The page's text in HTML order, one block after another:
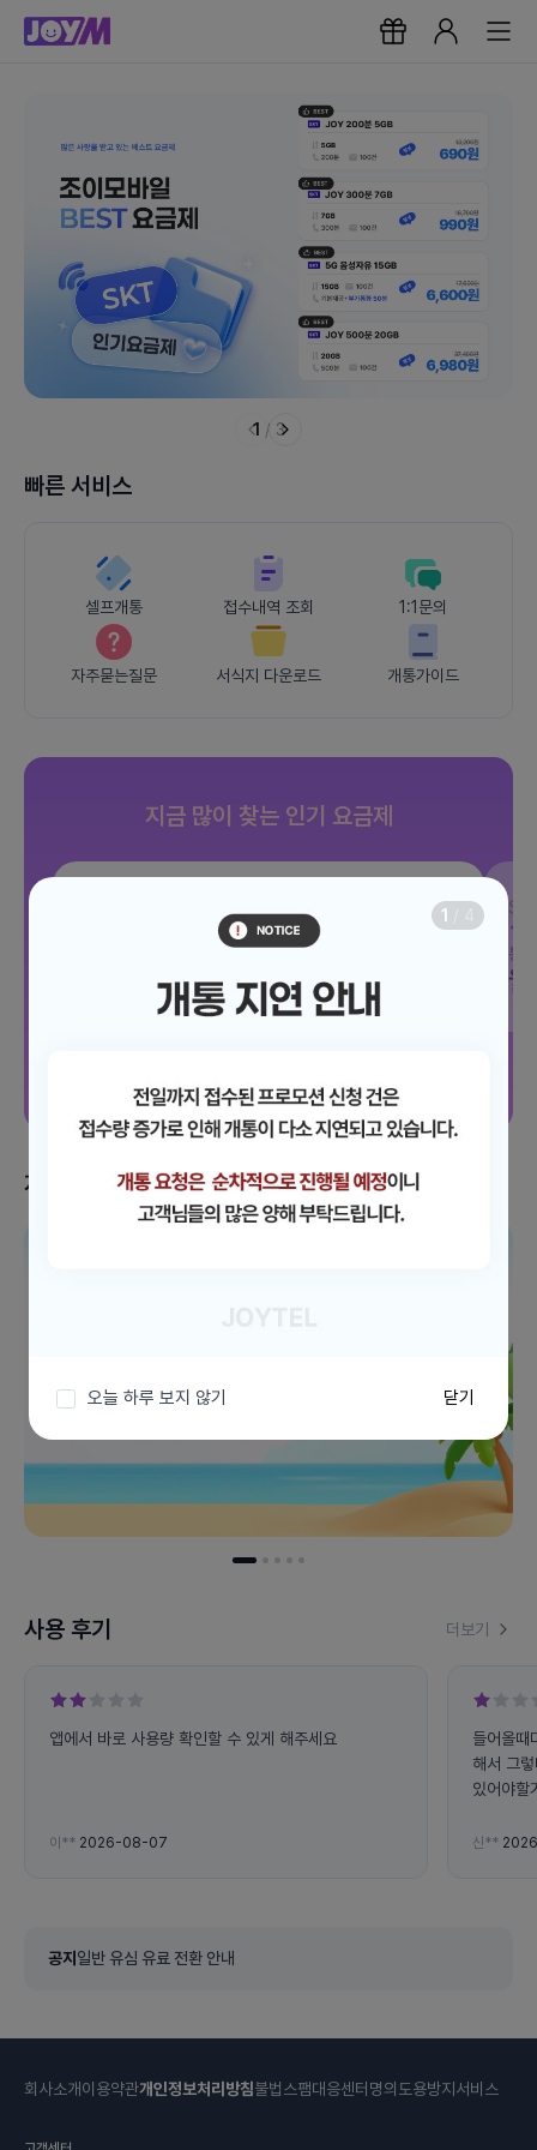
1 / 3
빠른 서비스
셀프개통 접수내역 조회 1:1문의
자주묻는질문 서식지 다운로드 개통가이드
지금 많이 찾는 인기 요금제
조이 음성자유 7GB
문자 100건
월 3,300원/ 평생할인
통
사용 후기 더보기
앱에서 바로 사용량 확인할 수 있게 해주세요
이** 2026-08-07
들어올때
해서 그
있어야할
존재의의
신**
지금 받을 수 있는 혜택 이벤트 더보기
공지 일반 유심 유료 전환 안내
회사소개이용약관개인정보처리방침불법스팸대응센터 명의도용방지서비스
오늘 하루 보지 않기 닫기
1